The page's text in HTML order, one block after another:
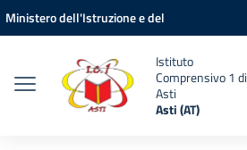
Vai ai contenuti
Vai al menu di navigazione
Vai al footer
Ministero dell'Istruzione e del
Istituto
Comprensivo 1 di
Asti
Asti (AT)